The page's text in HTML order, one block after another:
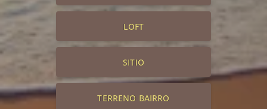
LOFT
SITIO
TERRENO BAIRRO